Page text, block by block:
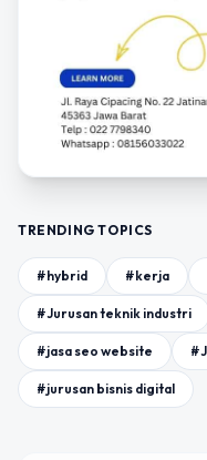
TRENDING TOPICS
#hybrid #kerja
#Jurusan teknik industri
#jasa seo website
#jurusan bisnis digital